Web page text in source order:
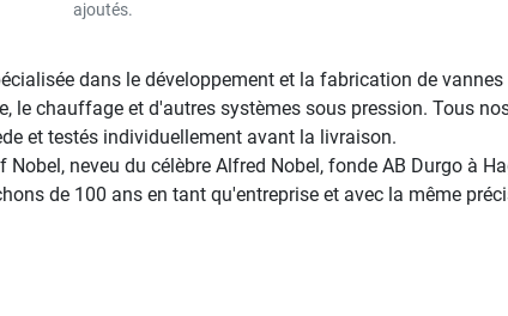
ajoutés.
dans le développement et la fabrication de
le chauffage et d'autres systèmes sous pression. Tous
et testés individuellement avant la livraison.
Nobel, neveu du célèbre Alfred Nobel, fonde AB Durgo à
de 100 ans en tant qu'entreprise et avec la même